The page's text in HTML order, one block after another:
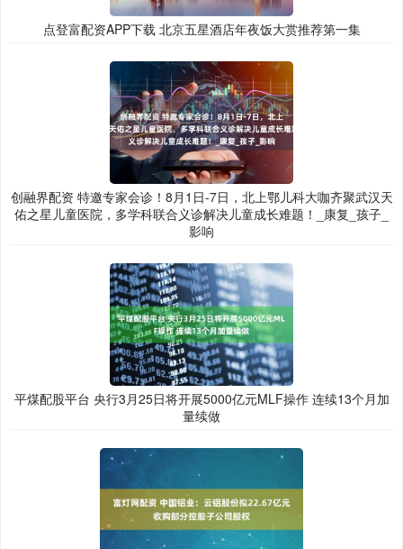
点登富配资APP下载 北京五星酒店年夜饭大赏推荐第一集
创融界配资 特邀专家会诊！8月1日-7日，北上鄂儿科大咖齐聚武汉天
佑之星儿童医院，多学科联合义诊解决儿童成长难题！_康复_孩子_
影响
平煤配股平台 央行3月25日将开展5000亿元MLF操作 连续13个月加
量续做